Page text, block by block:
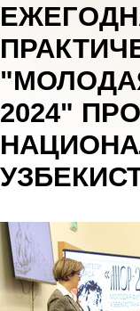
2024"